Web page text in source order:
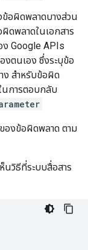
ข้อผิดพลาดบางส่วน
ดพลาดในเอกสาร
ง Google APIs
งตนเอง ซึ่งระบุข้อ
ง สำหรับข้อผิด
นการตอบกลับ
องข้อผิดพลาด ตาม
นวิธีที่ระบบสื่อสาร